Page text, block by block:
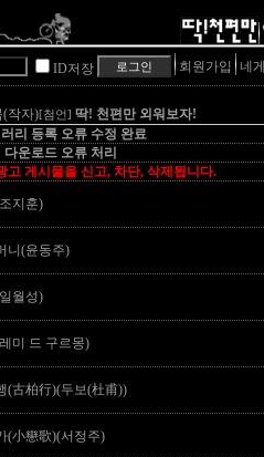
ID저장 회원가입 네
(작자)[첨언] 딱! 천편만 외워보자!
리 등록 오류 수정 완료
운로드 오류 처리
고 게시물을 신고, 차단, 삭제됩니다.
지훈)
니(윤동주)
월성)
미 드 구르몽)
(古柏行)(두보(杜甫))
(小戀歌)(서정주)